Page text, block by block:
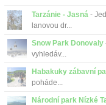
Před cestou
Atrakce
O nás
Kontakt
Tarzánie - Jasná -
lanovou dr...
Snow Park Donovaly
vyhledáv...
Habakuky zábavní
poháde...
Národní park Nízké